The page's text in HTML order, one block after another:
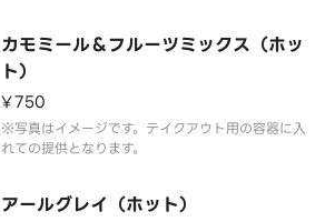
カモミール＆フルーツミックス（ホッ
ト）
¥750
※写真はイメージです。テイクアウト用の容器に入
れての提供となります。
アールグレイ（ホット）